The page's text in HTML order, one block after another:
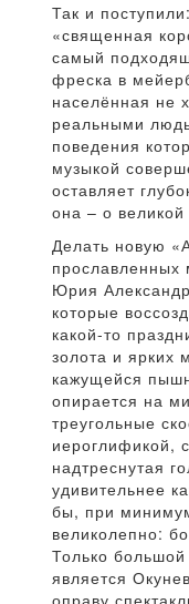
Так и
«священная
самый
фреска в
населённая не
реальными
поведения
музыкой
оставляет
она – о
Делать новую
прославленных
Юрия
которые
какой-то
золота и ярких
кажущейся
опирается на
треугольные
иероглификой,
надтреснутая
удивительнее
бы, при
великолепно:
Только
является